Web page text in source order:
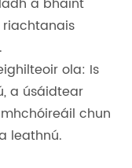
ola: Is
a úsáidtear
chun
leathnú.